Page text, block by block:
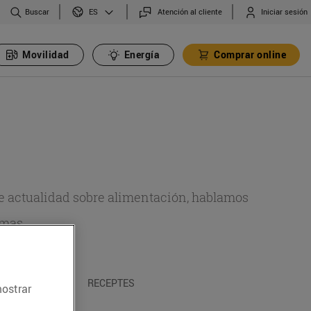
Buscar ES Atención al cliente Iniciar sesión
Movilidad Energía Comprar online
actualidad sobre alimentación, hablamos
I TRADICIONS RECEPTES